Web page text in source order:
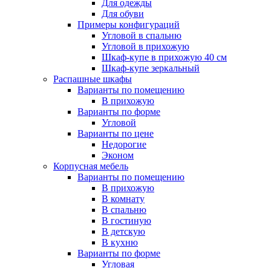
Для одежды
Для обуви
Примеры конфигураций
Угловой в спальню
Угловой в прихожую
Шкаф-купе в прихожую 40 см
Шкаф-купе зеркальный
Распашные шкафы
Варианты по помещению
В прихожую
Варианты по форме
Угловой
Варианты по цене
Недорогие
Эконом
Корпусная мебель
Варианты по помещению
В прихожую
В комнату
В спальню
В гостиную
В детскую
В кухню
Варианты по форме
Угловая